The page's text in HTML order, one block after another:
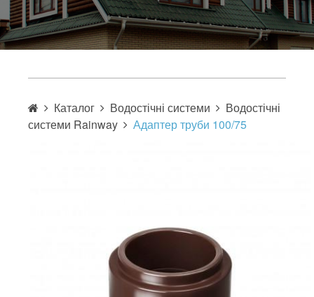
Каталог Водостічні системи
Водостічні
системи Rainway
Адаптер труби 100/75